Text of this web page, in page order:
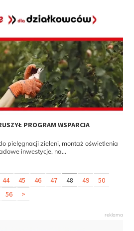
PROGRAM WSPARCIA
pielęgnacji zieleni, montaż oświetlenia
inwestycje, na...
44 45 46 47 48 49
50
56 >